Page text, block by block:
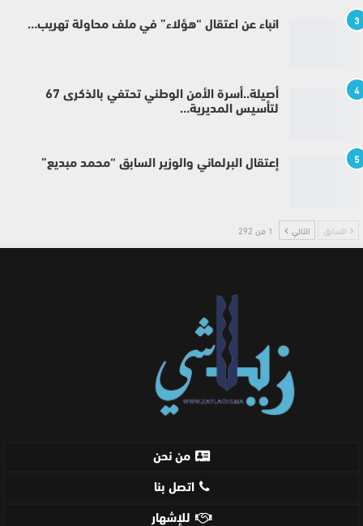
3 انباء عن اعتقال “هؤلاء” في ملف محاولة تهريب…
4
أصيلة..أسرة الأمن الوطني تحتفي بالذكرى 67
لتأسيس المديرية…
5 إعتقال البرلماني والوزير السابق “محمد مبديع”
السابق التالي 1 من 292
من نحن
اتصل بنا
للإشهار